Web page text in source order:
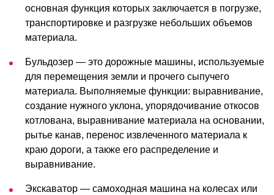
основная функция которых заключается в погрузке,
транспортировке и разгрузке небольших объемов
материала.
Бульдозер — это дорожные машины, используемые
для перемещения земли и прочего сыпучего
материала. Выполняемые функции: выравнивание,
создание нужного уклона, упорядочивание откосов
котлована, выравнивание материала на основании,
рытье канав, перенос извлеченного материала к
краю дороги, а также его распределение и
выравнивание.
Экскаватор — самоходная машина на колесах или